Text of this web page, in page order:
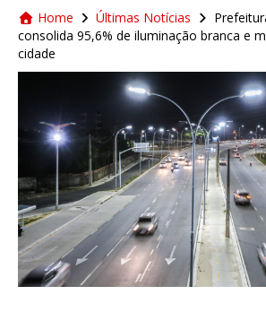
Home Últimas Notícias
consolida 95,6% de iluminação branca e
cidade